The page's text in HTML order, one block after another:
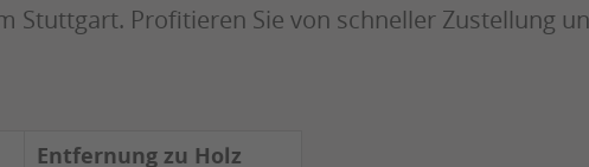
Stuttgart. Profitieren Sie von schneller Zustellung
Entfernung zu Holz